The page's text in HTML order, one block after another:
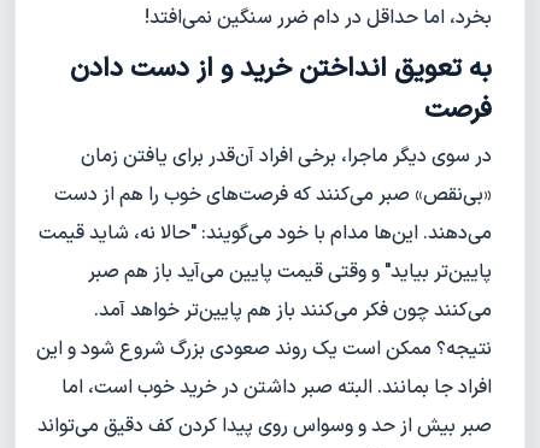
بخرد، اما حداقل در دام ضرر سنگین نمی‌افتد!
به تعویق انداختن خرید و از دست دادن
فرصت
در سوی دیگر ماجرا، برخی افراد آن‌قدر برای یافتن زمان
«بی‌نقص» صبر می‌کنند که فرصت‌های خوب را هم از دست
می‌دهند. این‌ها مدام با خود می‌گویند: "حالا نه، شاید قیمت
پایین‌تر بیاید" و وقتی قیمت پایین می‌آید باز هم صبر
می‌کنند چون فکر می‌کنند باز هم پایین‌تر خواهد آمد.
نتیجه؟ ممکن است یک روند صعودی بزرگ شروع شود و این
افراد جا بمانند. البته صبر داشتن در خرید خوب است، اما
صبر بیش از حد و وسواس روی پیدا کردن کف دقیق می‌تواند